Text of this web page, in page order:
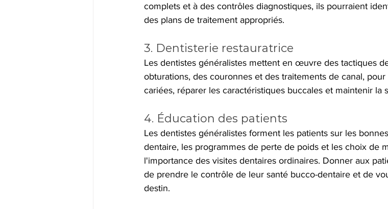
complets et à des contrôles diagnostiques, ils pourraient
des plans de traitement appropriés.
3. Dentisterie restauratrice
Les dentistes généralistes mettent en œuvre des tactiques
obturations, des couronnes et des traitements de canal,
cariées, réparer les caractéristiques buccales et maintenir la
4. Éducation des patients
Les dentistes généralistes forment les patients sur les
dentaire, les programmes de perte de poids et les choix de
l'importance des visites dentaires ordinaires. Donner aux
de prendre le contrôle de leur santé bucco-dentaire et de
destin.